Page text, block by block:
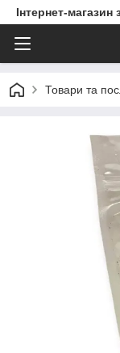
Інтернет-
Товари та